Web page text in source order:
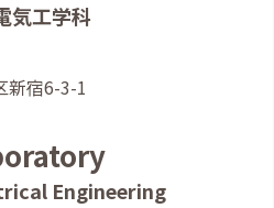
気工学科
新宿6-3-1
Engineering